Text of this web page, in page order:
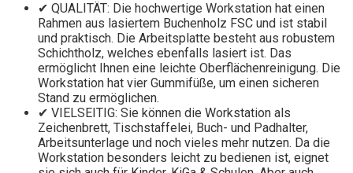
✔ QUALITÄT: Die hochwertige Workstation hat einen
Rahmen aus lasiertem Buchenholz FSC und ist stabil
und praktisch. Die Arbeitsplatte besteht aus robustem
Schichtholz, welches ebenfalls lasiert ist. Das
ermöglicht Ihnen eine leichte Oberflächenreinigung. Die
Workstation hat vier Gummifüße, um einen sicheren
Stand zu ermöglichen.
✔ VIELSEITIG: Sie können die Workstation als
Zeichenbrett, Tischstaffelei, Buch- und Padhalter,
Arbeitsunterlage und noch vieles mehr nutzen. Da die
Workstation besonders leicht zu bedienen ist, eignet